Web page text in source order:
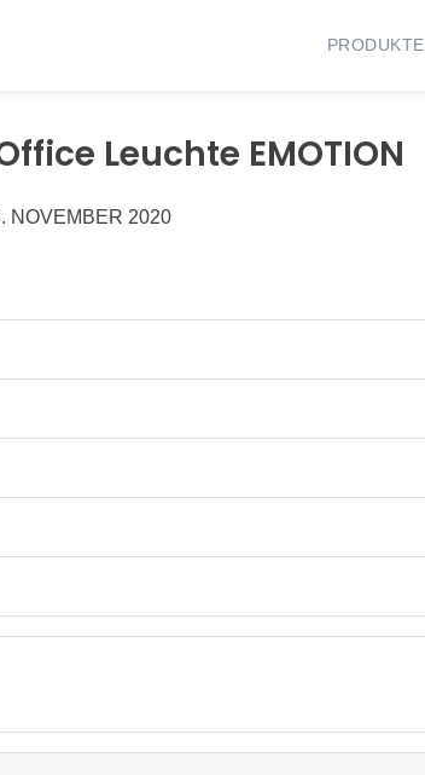
PRODUKTE
Leuchte EMOTION
NOVEMBER 2020